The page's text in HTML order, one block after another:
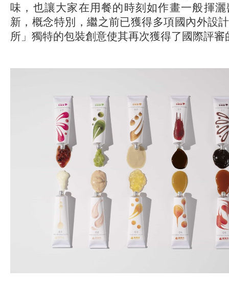
味，也讓大家在用餐的時刻如作畫一般揮
新，概念特別，繼之前已獲得多項國內外設
所」獨特的包裝創意使其再次獲得了國際評審